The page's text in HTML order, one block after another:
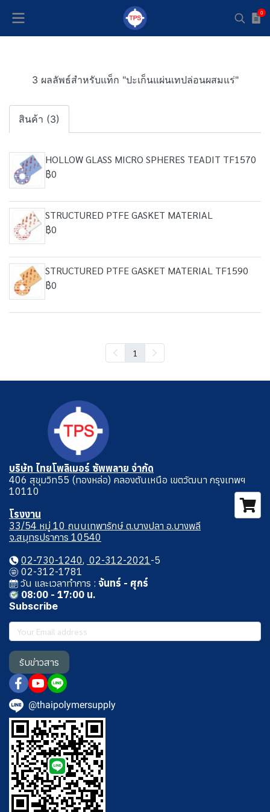
0
3 ผลลัพธ์สำหรับแท็ก "ปะเก็นแผ่นเทปล่อนผสมแร่"
สินค้า (3)
HOLLOW GLASS MICRO SPHERES TEADIT TF1570
฿0
STRUCTURED PTFE GASKET MATERIAL
฿0
STRUCTURED PTFE GASKET MATERIAL TF1590
฿0
1
บริษัท ไทยโพลิเมอร์ ซัพพลาย จำกัด
406 สุขุมวิท55 (ทองหล่อ) คลองตันเหนือ เขตวัฒนา กรุงเทพฯ
10110
โรงงาน
33/54 หมู่ 10 ถนนเทพารักษ์ ต.บางปลา อ.บางพลี
จ.สมุทรปราการ 10540
02-730-1240, 02-312-2021-5
02-312-1781
วัน และเวลาทําการ :จันทร์ - ศุกร์
08:00 - 17:00 น.
Subscribe
รับข่าวสาร
@thaipolymersupply